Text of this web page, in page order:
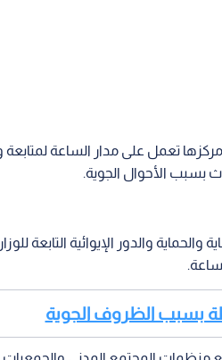
تعمل على مدار الساعة لمتابعة
بسبب الأحوال الجوية.
والدور الإيوائية التابعة
بسبب الظروف الجوية